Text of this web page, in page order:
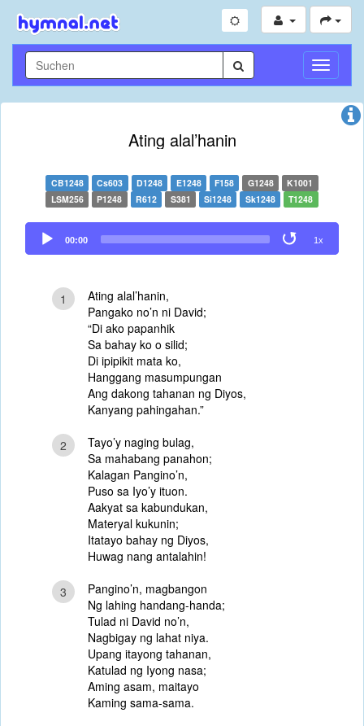
Ating alal’hanin
CB1248 Cs603 D1248 E1248 F158 G1248
K1001
LSM256
P1248 R612 S381 Si1248 Sk1248 T1248
Audio
Player
00:00 1x
1
Ating alal’hanin,
Pangako no’n ni David;
“Di ako papanhik
Sa bahay ko o silid;
Di ipipikit mata ko,
Hanggang masumpungan
Ang dakong tahanan ng Diyos,
Kanyang pahingahan.”
2
Tayo’y naging bulag,
Sa mahabang panahon;
Kalagan Pangino’n,
Puso sa Iyo’y ituon.
Aakyat sa kabundukan,
Materyal kukunin;
Itatayo bahay ng Diyos,
Huwag nang antalahin!
3
Pangino’n, magbangon
Ng lahing handang-handa;
Tulad ni David no’n,
Nagbigay ng lahat niya.
Upang itayong tahanan,
Katulad ng Iyong nasa;
Aming asam, maitayo
Kaming sama-sama.